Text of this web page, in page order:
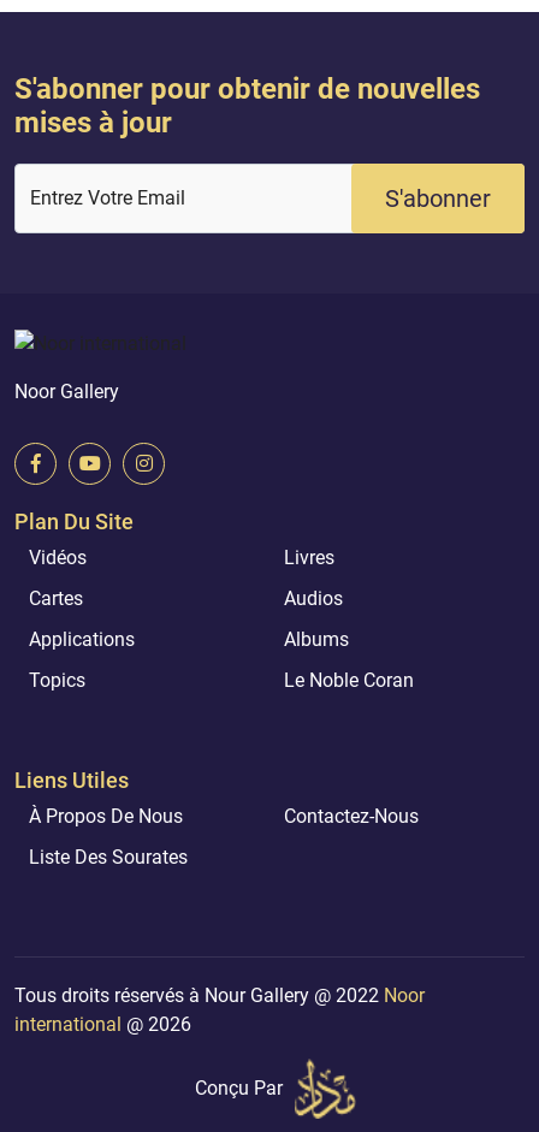
S'abonner pour obtenir de nouvelles
mises à jour
Entrez Votre Email S'abonner
Noor Gallery
Plan Du Site
Vidéos
Livres
Cartes
Audios
Applications
Albums
Topics
Le Noble Coran
Liens Utiles
À Propos De Nous
Contactez-Nous
Liste Des Sourates
Tous droits réservés à Nour Gallery @ 2022 Noor
international @ 2026
Conçu Par